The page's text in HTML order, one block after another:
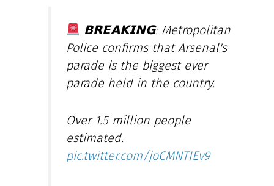
𝗕𝗥𝗘𝗔𝗞𝗜𝗡𝗚: Metropolitan
Police confirms that Arsenal's
parade is the biggest ever
parade held in the country.
Over 1.5 million people
estimated.
pic.twitter.com/joCMNTIEv9